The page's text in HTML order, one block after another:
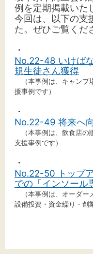
関市
関市
例を定期掲載いた
今回は、以下の支
た。 ぜひご覧くだ
・
No.22-48 いけば
規生徒さん獲得
（本事例は、キャンプ
援事例です）
・
No.22-49 将来へ
（本事例は、飲食店の
支援事例です）
・
No.22-50 トップ
での「インソール
（本事例は、オーダー
設備投資・資金繰り・創